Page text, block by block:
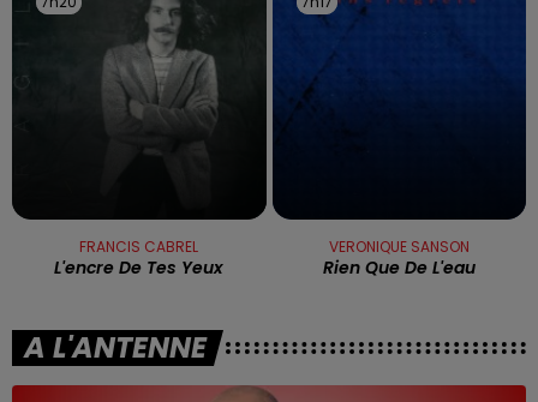
FRANCIS CABREL
L'encre De Tes Yeux
VERONIQUE SANSON
Rien Que De L'eau
A L'ANTENNE